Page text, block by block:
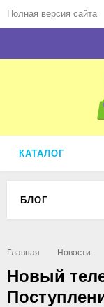
Полная версия сайта
КАТАЛОГ
Главная Новости
Новый
БЛОГ